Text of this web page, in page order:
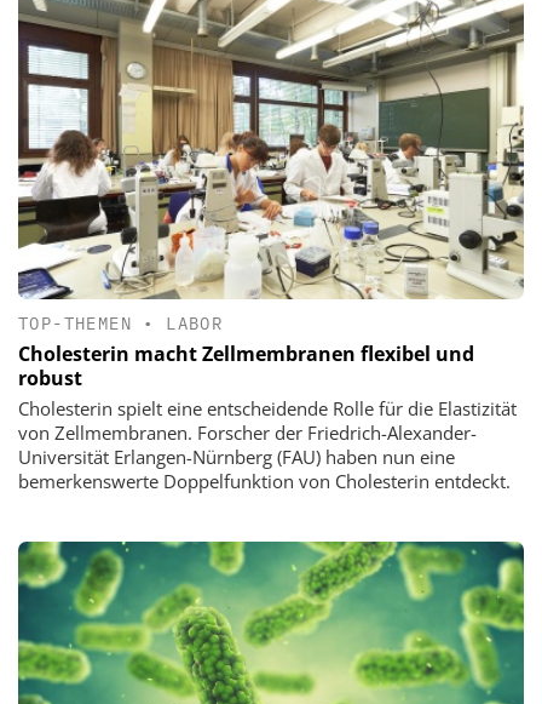
TOP-THEMEN • LABOR
Cholesterin macht Zellmembranen flexibel und
robust
Cholesterin spielt eine entscheidende Rolle für die Elastizität
von Zellmembranen. Forscher der Friedrich-Alexander-
Universität Erlangen-Nürnberg (FAU) haben nun eine
bemerkenswerte Doppelfunktion von Cholesterin entdeckt.